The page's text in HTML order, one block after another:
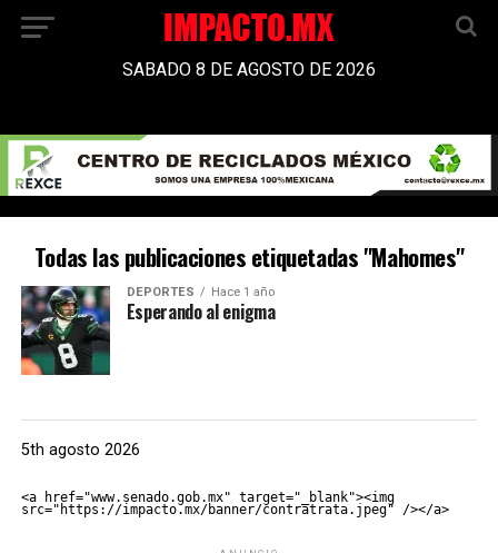
SABADO 8 DE AGOSTO DE 2026
Todas las publicaciones etiquetadas "Mahomes"
DEPORTES Hace 1 año
Esperando al enigma
5th agosto 2026
<a href="www.senado.gob.mx" target="_blank"><img
src="https://impacto.mx/banner/contratrata.jpeg" /></a>